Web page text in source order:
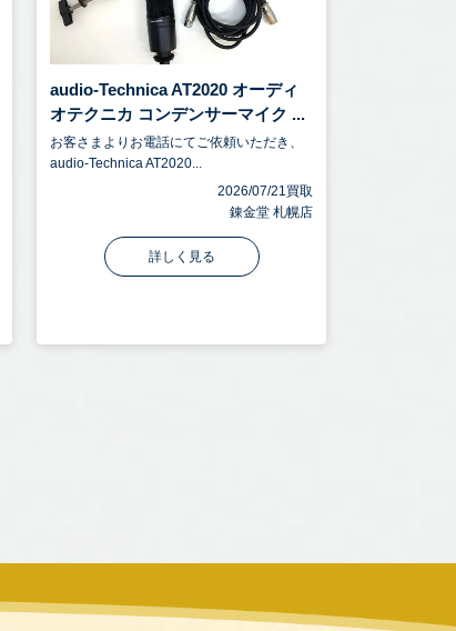
audio-Technica AT2020 オーディ
オテクニカ コンデンサーマイク ...
お客さまよりお電話にてご依頼いただき、
audio-Technica AT2020...
2026/07/21買取
錬金堂 札幌店
詳しく見る